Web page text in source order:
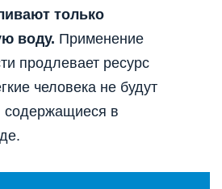
только
воду. Применение
продлевает ресурс
человека не будут
содержащиеся в